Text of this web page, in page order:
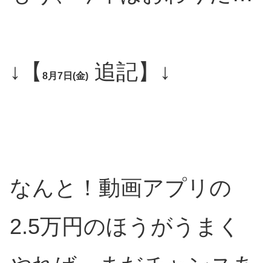
↓【 8月7日(金) 追記】↓
なんと！動画アプリの
2.5万円のほうがうまく